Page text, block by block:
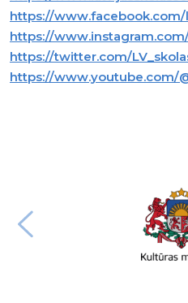
https://www.facebook.com/
https://
https://twitter.com/
https://www.youtube.com/